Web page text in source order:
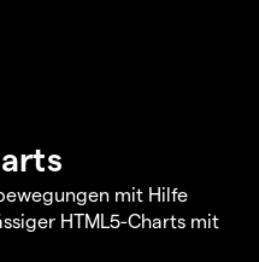
mit Hilfe
HTML5-Charts mit